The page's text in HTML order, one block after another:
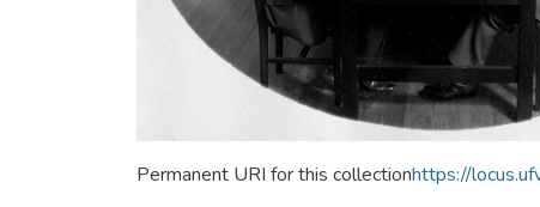
Permanent URI for this collectionhttps://